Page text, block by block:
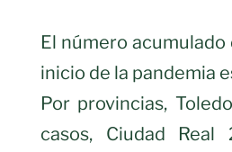
El número acumulado
inicio de la pandemia
Por provincias,
casos, Ciudad Real